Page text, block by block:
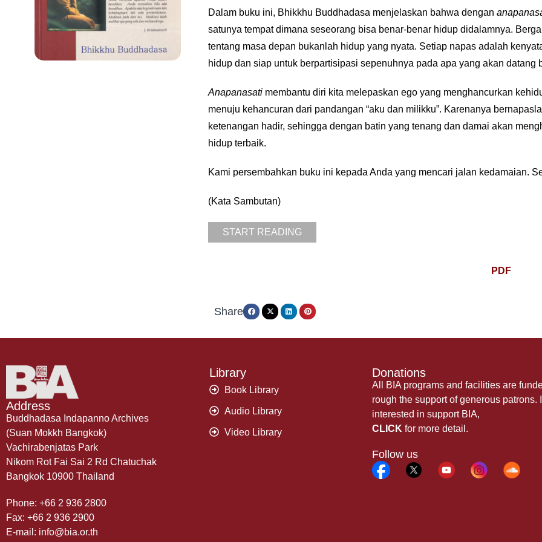
Dalam buku ini, Bhikkhu Buddhadasa menjelaskan bahwa dengan
satunya tempat dimana seseorang bisa benar-benar hidup didalamnya.
tentang masa depan bukanlah hidup yang nyata. Setiap napas adalah
hidup dan siap untuk berpartisipasi sepenuhnya pada apa yang akan datang
Anapanasati membantu diri kita melepaskan ego yang menghancurkan
menuju kehancuran dari pandangan “aku dan milikku”. Karenanya
ketenangan hadir, sehingga dengan batin yang tenang dan damai akan
hidup terbaik.
Kami persembahkan buku ini kepada Anda yang mencari jalan kedamaian.
(Kata Sambutan)
START READING
PDF
Share
Address
Buddhadasa Indapanno Archives
(Suan Mokkh Bangkok)
Vachirabenjatas Park
Nikom Rot Fai Sai 2 Rd Chatuchak
Bangkok 10900 Thailand
Phone: +66 2 936 2800
Fax: +66 2 936 2900
E-mail: info@bia.or.th
Library
Book Library
Audio Library
Video Library
Donations
All BIA programs and facilities are
rough the support of generous patrons.
interested in support BIA,
CLICK for more detail.
Follow us